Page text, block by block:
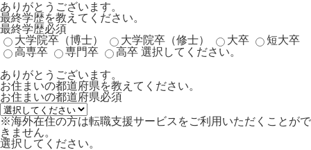
ありがとうございます。
最終学歴を教えてください。
最終学歴必須
大学院卒（博士）
大学院卒（修士） 大卒
短大卒
高専卒
専門卒 高卒 選択してください。
ありがとうございます。
お住まいの都道府県を教えてください。
お住まいの都道府県必須
※海外在住の方は転職支援サービスをご利用いただくことがで
きません。
選択してください。